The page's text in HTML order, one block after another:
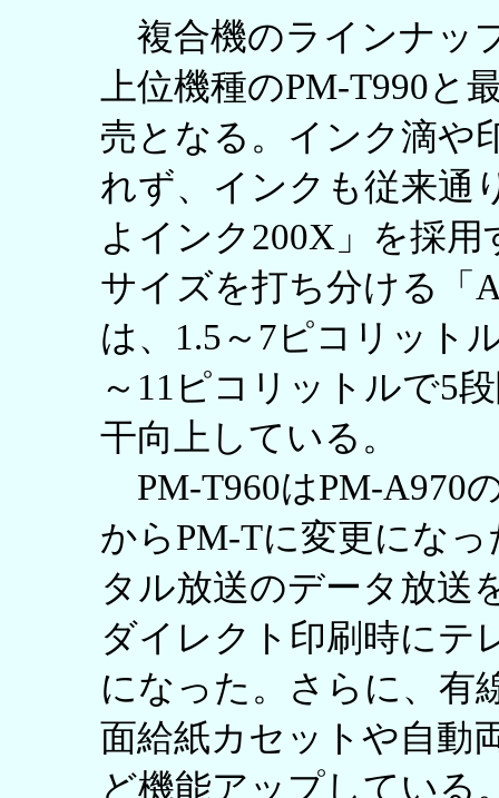
複合機のラインナッ
上位機種のPM-T990と
売となる。インク滴や
れず、インクも従来通
よインク200X」を採
サイズを打ち分ける「
は、1.5～7ピコリット
～11ピコリットルで5
干向上している。
PM-T960はPM-A970
からPM-Tに変更にな
タル放送のデータ放送
ダイレクト印刷時にテ
になった。さらに、有
面給紙カセットや自動
ど機能アップしている